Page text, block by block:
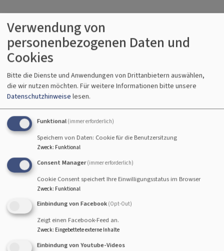
Immer wieder treibt das Leben zu Aufbrüchen.
Im Frühjahr bricht saftiges Grün neu auf, im vergangenen
Jahr waren viele Menschen gezwungen aus der Ukraine
aufzubrechen und ihre Heimat zu verlassen. Manche
Aufbrüche sind voller Hoffnung und Sehnsucht, andere
erzwungen und schmerzhaft.
Heuer beschäftigen sich die Sommerpredigten mit
verschiedenen Aufbrüchen. Pfarrerin Theresa Amberg,
Heinrich Arweck, Pfarrer Stefan Fischer und Pfarrerin Dr.
Rebecca Scherf werden aufbrechen und die Kanzeln der
Region erklimmen.
Am Ende der Predigtreihe wird es die Predigten wieder in
gedruckter Version zum Nachlesen geben. Die Amberger
Sommerpredigten finden heuer zum vierten Mal in den
jeweiligen Kirchen statt - mit dem Ziel, die
Kirchengemeinden einander näher zu bringen. Lassen Sie
nicht nur die Predigenden wandern, reisen Sie mit!
Verwendung von
personenbezogenen Daten und
Cookies
Bitte die Dienste und Anwendungen von Drittanbietern auswählen,
die wir nutzen möchten. Für weitere Informationen bitte unsere
Datenschutzhinweise lesen.
Funktional (immer erforderlich)
Speichern von Daten: Cookie für die Benutzersitzung
Zweck: Funktional
Consent Manager (immer erforderlich)
Cookie Consent speichert Ihre Einwilligungsstatus im Browser
Zweck: Funktional
Einbindung von Facebook (Opt-Out)
Zeigt einen Facebook-Feed an.
Zweck: Eingebettete externe Inhalte
Einbindung von Youtube-Videos